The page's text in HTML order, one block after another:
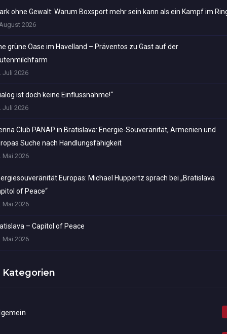
ohne Gewalt: Warum Boxsport mehr sein kann als ein Kampf im
2026
grüne Oase im Havelland – Präventos zu Gast auf der
Juli 2026
ist doch keine Einflussnahme!“
Juli 2026
Club PANAP in Bratislava: Energie-Souveränität, Armenien und
Suche nach Handlungsfähigkeit
Mai 2026
Europas: Michael Huppertz sprach bei „Bratislava
of Peace“
Mai 2026
– Capitol of Peace
Mai 2026
Kategorien